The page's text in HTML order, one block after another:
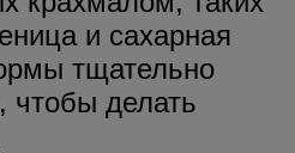
и сахарная
тщательно
чтобы делать